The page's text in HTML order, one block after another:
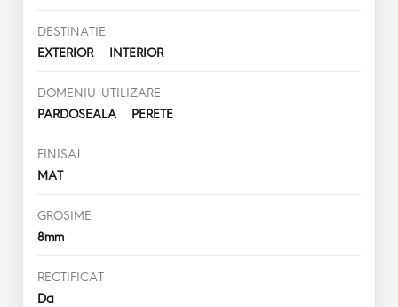
DESTINATIE
EXTERIOR INTERIOR
DOMENIU UTILIZARE
PARDOSEALA PERETE
FINISAJ
MAT
GROSIME
8mm
RECTIFICAT
Da